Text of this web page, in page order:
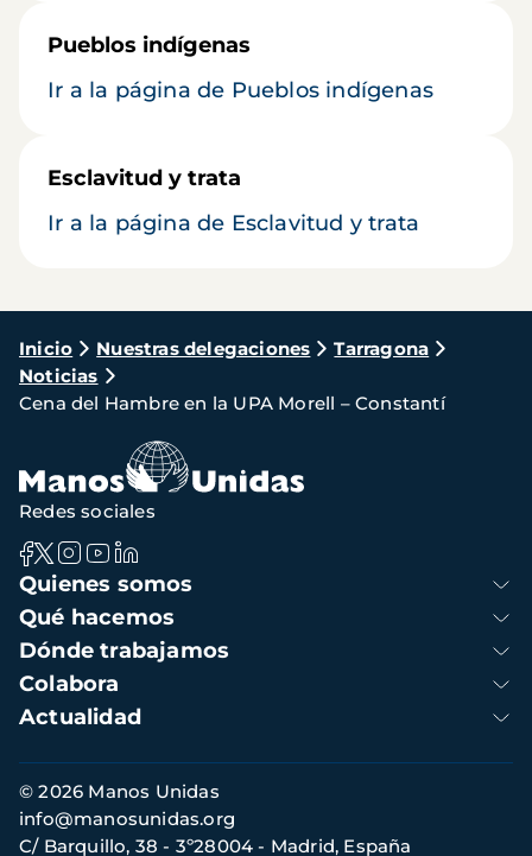
Pueblos indígenas
Ir a la página de Pueblos indígenas
Esclavitud y trata
Ir a la página de Esclavitud y trata
Ruta
de
navegación
Inicio Nuestras delegaciones
Tarragona
Noticias
Cena del Hambre en la UPA Morell – Constantí
Navegación
principal
Quienes somos
Qué hacemos
Dónde trabajamos
Colabora
Actualidad
Redes sociales
Información
de
contacto
© 2026 Manos Unidas
C/ Barquillo, 38 - 3º28004 - Madrid, España
info@manosunidas.org